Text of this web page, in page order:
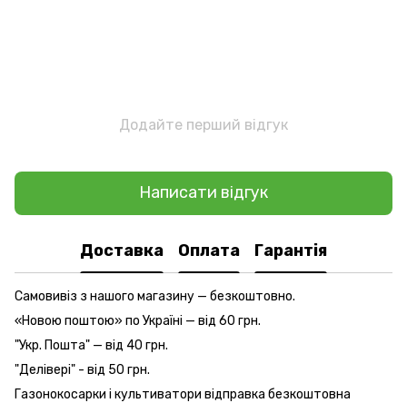
Додайте перший відгук
Написати відгук
Доставка Оплата Гарантія
Самовивіз з нашого магазину — безкоштовно.
«Новою поштою» по Україні — від 60 грн.
"Укр. Пошта" — від 40 грн.
"Делівері" - від 50 грн.
Газонокосарки і культиватори відправка безкоштовна